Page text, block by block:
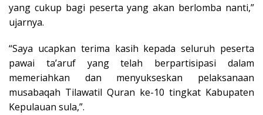
yang cukup bagi peserta yang akan berlomba nanti,”
ujarnya.
“Saya ucapkan terima kasih kepada seluruh peserta
pawai ta’aruf yang telah berpartisipasi dalam
memeriahkan dan menyukseskan pelaksanaan
musabaqah Tilawatil Quran ke-10 tingkat Kabupaten
Kepulauan sula,”.